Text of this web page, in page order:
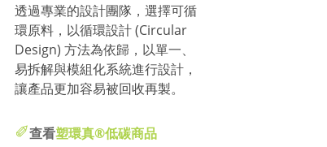
透過專業的設計團隊，選擇可循
環原料，以循環設計 (Circular
Design) 方法為依歸，以單一、
易拆解與模組化系統進行設計，
讓產品更加容易被回收再製。
✐查看塑環真®低碳商品